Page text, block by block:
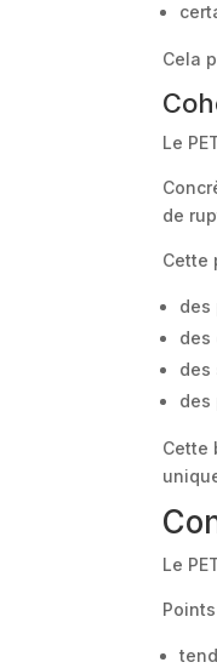
Cela
Le
de
Cette
des
des
des
des
Cette
Le